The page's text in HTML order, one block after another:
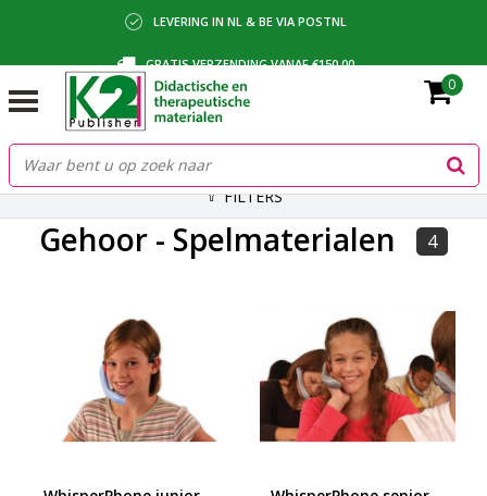
LEVERING IN NL & BE VIA POSTNL
GRATIS VERZENDING VANAF €150,00
BETALING VIA IDEAL, BANCONTACT OF FACTUUR
0
FILTERS
Gehoor - Spelmaterialen 4